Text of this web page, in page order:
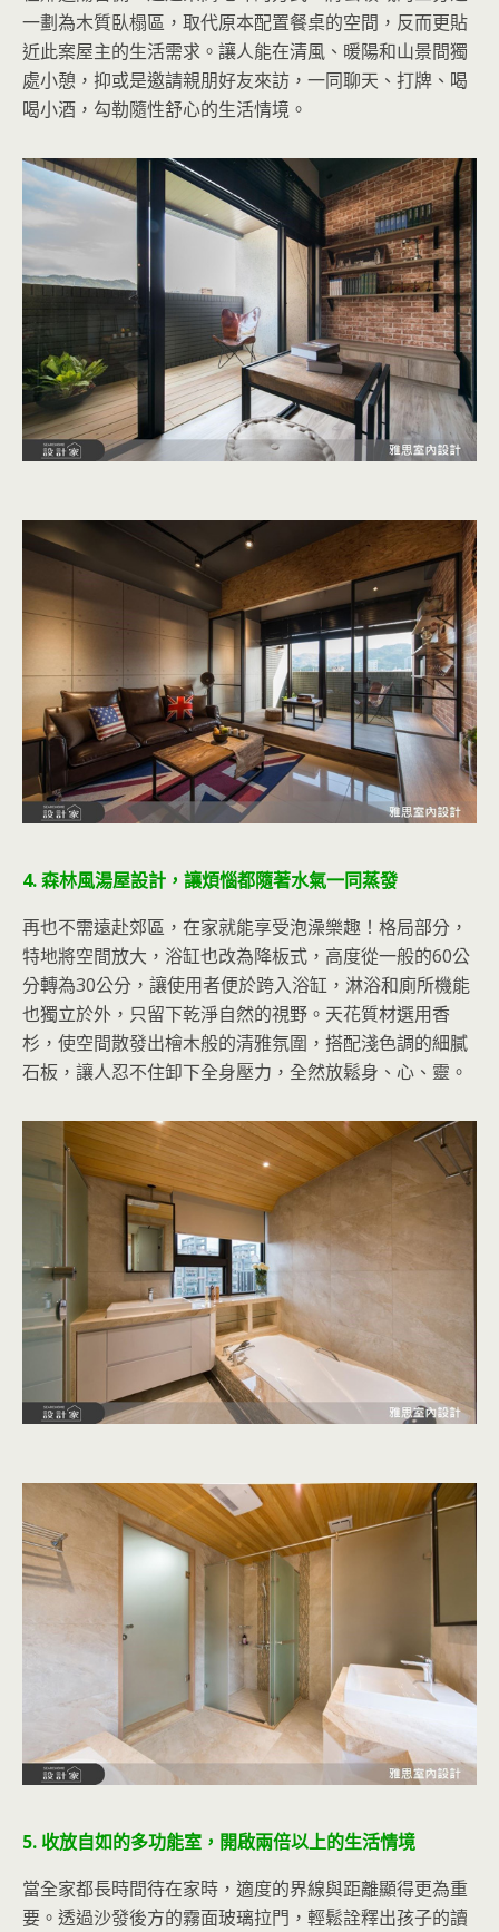
一劃為木質臥榻區，取代原本配置餐桌的空間，反而更貼
近此案屋主的生活需求。讓人能在清風、暖陽和山景間獨
處小憩，抑或是邀請親朋好友來訪，一同聊天、打牌、喝
喝小酒，勾勒隨性舒心的生活情境。
4. 森林風湯屋設計，讓煩惱都隨著水氣一同蒸發
再也不需遠赴郊區，在家就能享受泡澡樂趣！格局部分，
特地將空間放大，浴缸也改為降板式，高度從一般的60公
分轉為30公分，讓使用者便於跨入浴缸，淋浴和廁所機能
也獨立於外，只留下乾淨自然的視野。天花質材選用香
杉，使空間散發出檜木般的清雅氛圍，搭配淺色調的細膩
石板，讓人忍不住卸下全身壓力，全然放鬆身、心、靈。
5. 收放自如的多功能室，開啟兩倍以上的生活情境
當全家都長時間待在家時，適度的界線與距離顯得更為重
要。透過沙發後方的霧面玻璃拉門，輕鬆詮釋出孩子的讀